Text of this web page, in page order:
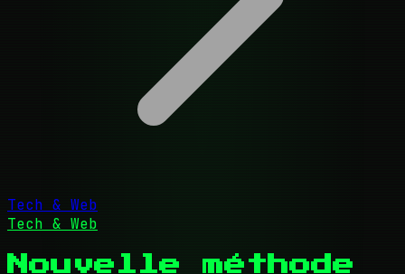
Tech & Web
Tech & Web
Nouvelle méthode